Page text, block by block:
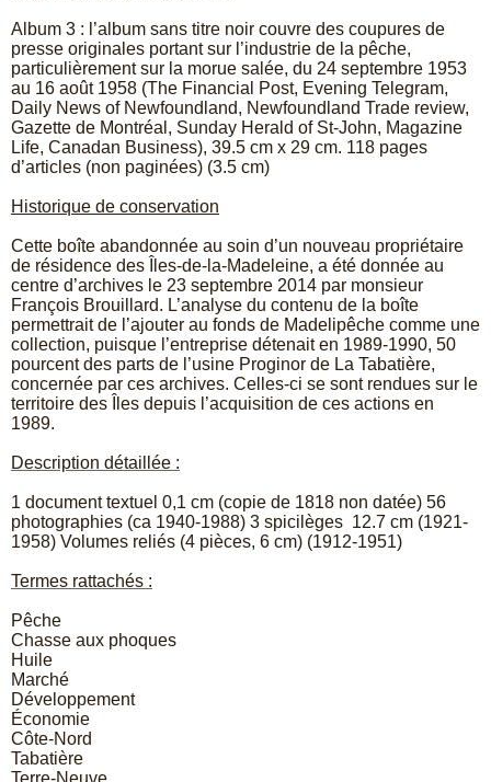
Album 3 : l’album sans titre noir couvre des coupures de
presse originales portant sur l’industrie de la pêche,
particulièrement sur la morue salée, du 24 septembre 1953
au 16 août 1958 (The Financial Post, Evening Telegram,
Daily News of Newfoundland, Newfoundland Trade review,
Gazette de Montréal, Sunday Herald of St-John, Magazine
Life, Canadan Business), 39.5 cm x 29 cm. 118 pages
d’articles (non paginées) (3.5 cm)
Historique de conservation
Cette boîte abandonnée au soin d’un nouveau propriétaire
de résidence des Îles-de-la-Madeleine, a été donnée au
centre d’archives le 23 septembre 2014 par monsieur
François Brouillard. L’analyse du contenu de la boîte
permettrait de l’ajouter au fonds de Madelipêche comme une
collection, puisque l’entreprise détenait en 1989-1990, 50
pourcent des parts de l’usine Proginor de La Tabatière,
concernée par ces archives. Celles-ci se sont rendues sur le
territoire des Îles depuis l’acquisition de ces actions en
1989.
Description détaillée :
1 document textuel 0,1 cm (copie de 1818 non datée) 56
photographies (ca 1940-1988) 3 spicilèges 12.7 cm (1921-
1958) Volumes reliés (4 pièces, 6 cm) (1912-1951)
Termes rattachés :
Pêche
Chasse aux phoques
Huile
Marché
Développement
Économie
Côte-Nord
Tabatière
Terre-Neuve